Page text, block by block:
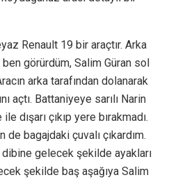
Renault 19 bir araçtır. Arka
ben görürdüm, Salim Güran sol
arka tarafından dolanarak
açtı. Battaniyeye sarılı Narin
dışarı çıkıp yere bırakmadı.
de bagajdaki çuvalı çıkardım.
dibine gelecek şekilde ayakları
şekilde baş aşağıya Salim